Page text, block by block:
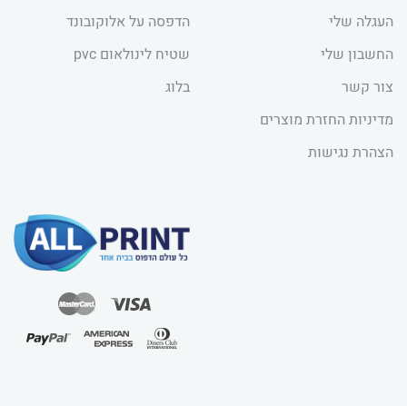
העגלה שלי
החשבון שלי
צור קשר
מדיניות החזרת מוצרים
הצהרת נגישות
הדפסה על אלוקובונד
שטיח לינולאום pvc
בלוג